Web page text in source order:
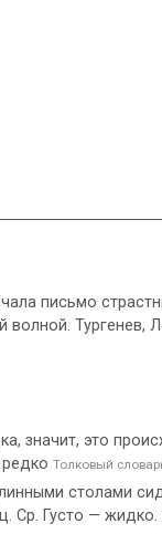
письмо
Тургенев,
значит, это
Толковый
столами
Ср. Густо — жидко.